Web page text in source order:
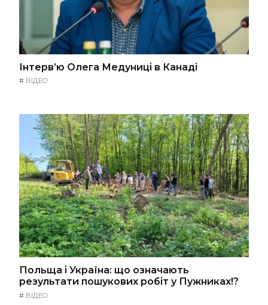
Інтерв’ю Олега Медуниці в Канаді
# ВІДЕО
Польща і Україна: що означають
результати пошукових робіт у Пужниках!?
# ВІДЕО